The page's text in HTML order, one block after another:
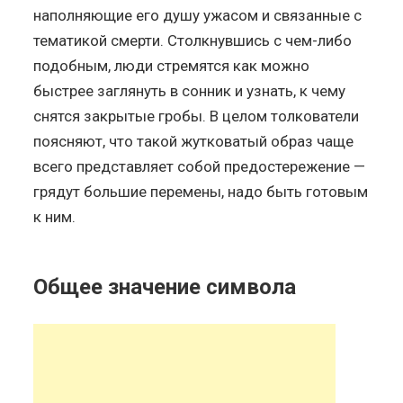
наполняющие его душу ужасом и связанные с
тематикой смерти. Столкнувшись с чем-либо
подобным, люди стремятся как можно
быстрее заглянуть в сонник и узнать, к чему
снятся закрытые гробы. В целом толкователи
поясняют, что такой жутковатый образ чаще
всего представляет собой предостережение —
грядут большие перемены, надо быть готовым
к ним.
Общее значение символа